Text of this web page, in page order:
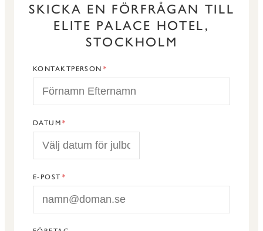
SKICKA EN FÖRFRÅGAN TILL
ELITE PALACE HOTEL,
STOCKHOLM
KONTAKTPERSON
DATUM
E-POST